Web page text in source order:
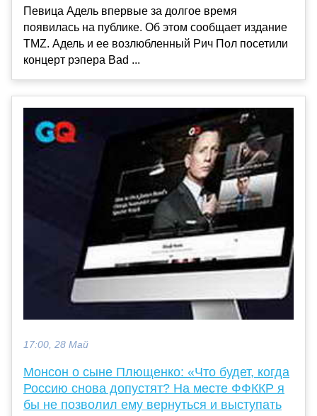
Певица Адель впервые за долгое время
появилась на публике. Об этом сообщает издание
TMZ. Адель и ее возлюбленный Рич Пол посетили
концерт рэпера Bad ...
17:00, 28 Май
Монсон о сыне Плющенко: «Что будет, когда
Россию снова допустят? На месте ФФККР я
бы не позволил ему вернуться и выступать